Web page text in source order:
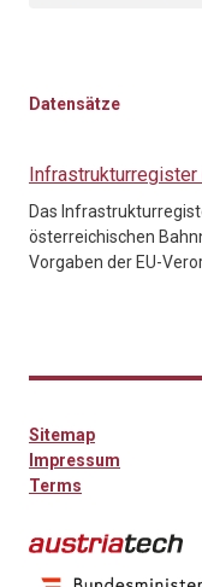
Datensätze
Infrastrukturregister
Das
österreichischen
Vorgaben der EU-
Sitemap
Impressum
Terms